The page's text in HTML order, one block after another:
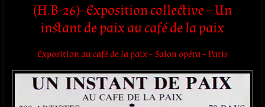
(H.B-26)- Exposition collective – Un
instant de paix au café de la paix
Exposition au café de la paix – Salon opéra – Paris